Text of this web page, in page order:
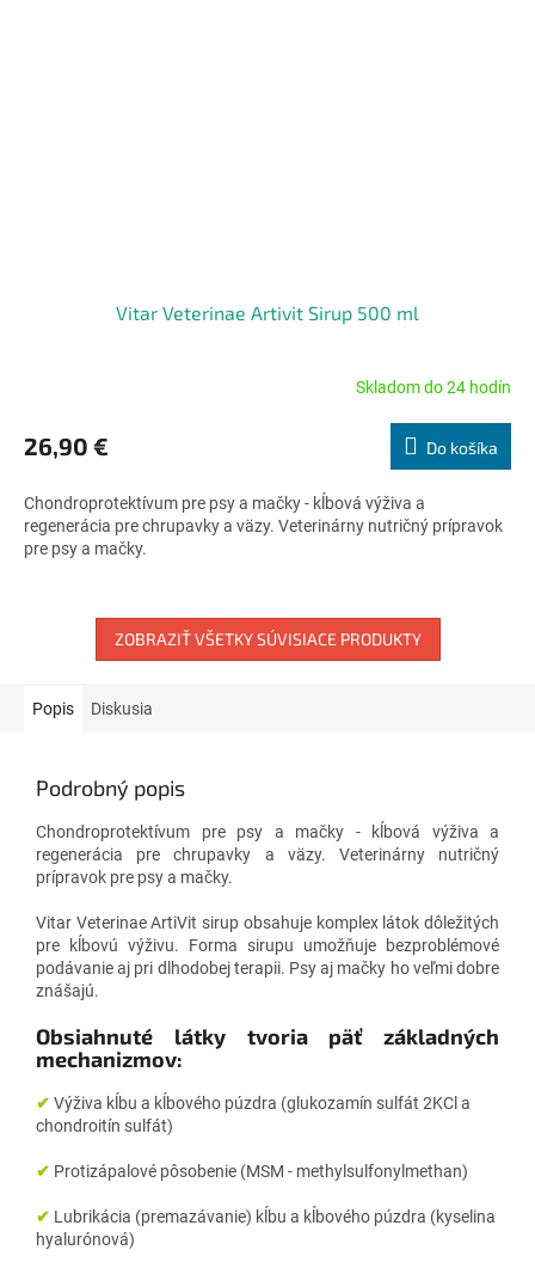
Vitar Veterinae Artivit Sirup 500 ml
produktu
je
z
5
hviezdičiek.
Skladom do 24 hodín
26,90 € Do košíka
Chondroprotektívum pre psy a mačky - kĺbová výživa a
regenerácia pre chrupavky a väzy. Veterinárny nutričný prípravok
pre psy a mačky.
ZOBRAZIŤ VŠETKY SÚVISIACE PRODUKTY
Popis Diskusia
Podrobný popis
Chondroprotektívum pre psy a mačky - kĺbová výživa a
regenerácia pre chrupavky a väzy. Veterinárny nutričný
prípravok pre psy a mačky.
Vitar Veterinae ArtiVit sirup obsahuje komplex látok dôležitých
pre kĺbovú výživu. Forma sirupu umožňuje bezproblémové
podávanie aj pri dlhodobej terapii. Psy aj mačky ho veľmi dobre
znášajú.
Obsiahnuté látky tvoria päť základných
mechanizmov:
✔ Výživa kĺbu a kĺbového púzdra (glukozamín sulfát 2KCl a
chondroitín sulfát)
✔ Protizápalové pôsobenie (MSM - methylsulfonylmethan)
✔ Lubrikácia (premazávanie) kĺbu a kĺbového púzdra (kyselina
hyalurónová)